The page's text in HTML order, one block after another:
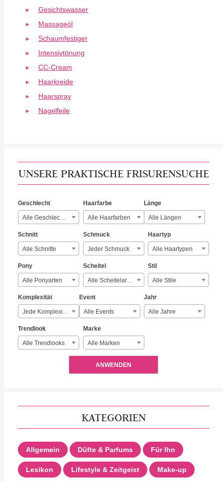
Gesichtswasser
Massageöl
Schaumfestiger
Intensivtönung
CC-Cream
Haarkreide
Haarspray
Nagelfeile
UNSERE PRAKTISCHE FRISURENSUCHE
Geschlecht
Alle Geschlechter
Haarfarbe
Alle Haarfarben
Länge
Alle Längen
Schnitt
Alle Schnitte
Schmuck
Jeder Schmuck
Haartyp
Alle Haartypen
Pony
Alle Ponyarten
Scheitel
Alle Scheitelarten
Stil
Alle Stile
Komplexität
Jede Komplexität
Event
Alle Events
Jahr
Alle Jahre
Trendlook
Alle Trendlooks
Marke
Alle Marken
ANWENDEN
KATEGORIEN
Allgemein Düfte & Parfums Für Ihn
Lexikon Lifestyle & Zeitgeist Make-up